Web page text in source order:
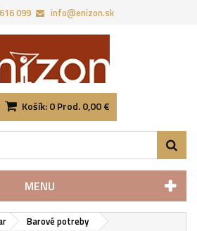
099 info@enizon.sk
Košík: 0 Prod. 0,00 €
MENU
Barové potreby